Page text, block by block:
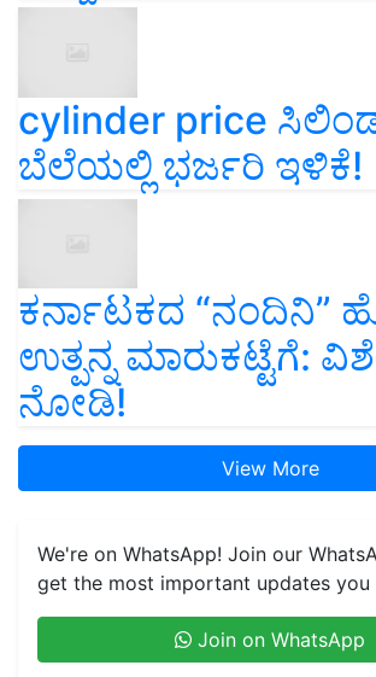
cylinder price
ಬೆಲೆಯಲ್ಲಿ ಭರ್ಜರಿ ಇಳಿಕೆ!
ಕರ್ನಾಟಕದ “ನಂದಿನಿ”
ಉತ್ಪನ್ನ ಮಾರುಕಟ್ಟೆಗೆ:
ನೋಡಿ!
View More
We're on WhatsApp! Join our
get the most important updates you
Join on WhatsApp